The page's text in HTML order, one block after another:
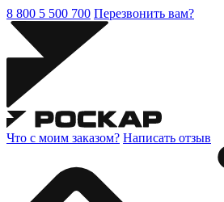
8 800 5 500 700 Перезвонить вам?
Что с моим заказом? Написать отзыв